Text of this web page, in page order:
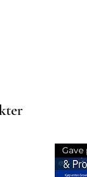
næring og
Spray•
HYDRATE:
Tri-Phase
Gave